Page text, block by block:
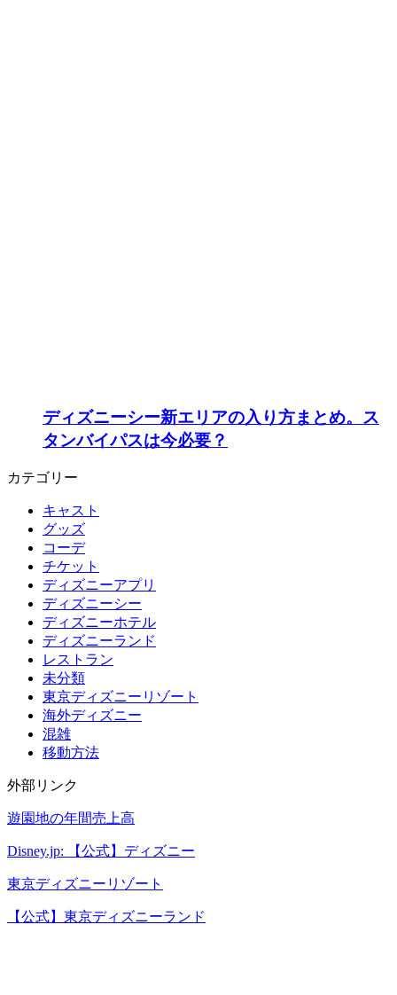
ディズニーシー新エリアの入り方まとめ。ス
タンバイパスは今必要？
カテゴリー
キャスト
グッズ
コーデ
チケット
ディズニーアプリ
ディズニーシー
ディズニーホテル
ディズニーランド
レストラン
未分類
東京ディズニーリゾート
海外ディズニー
混雑
移動方法
外部リンク
遊園地の年間売上高
Disney.jp: 【公式】ディズニー
東京ディズニーリゾート
【公式】東京ディズニーランド